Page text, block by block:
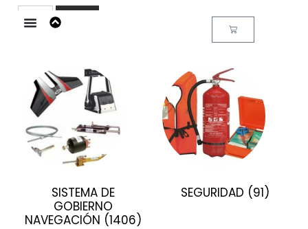
Buscar
SISTEMA DE
GOBIERNO
NAVEGACIÓN (1406)
SEGURIDAD (91)